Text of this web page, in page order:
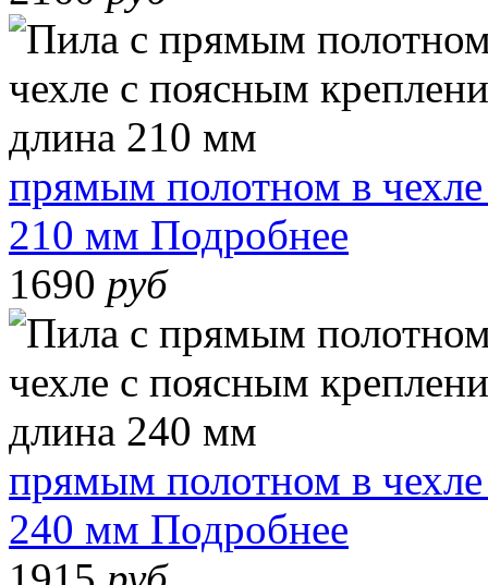
прямым полотном в
210 мм Подробнее
1690 руб
прямым полотном в
240 мм Подробнее